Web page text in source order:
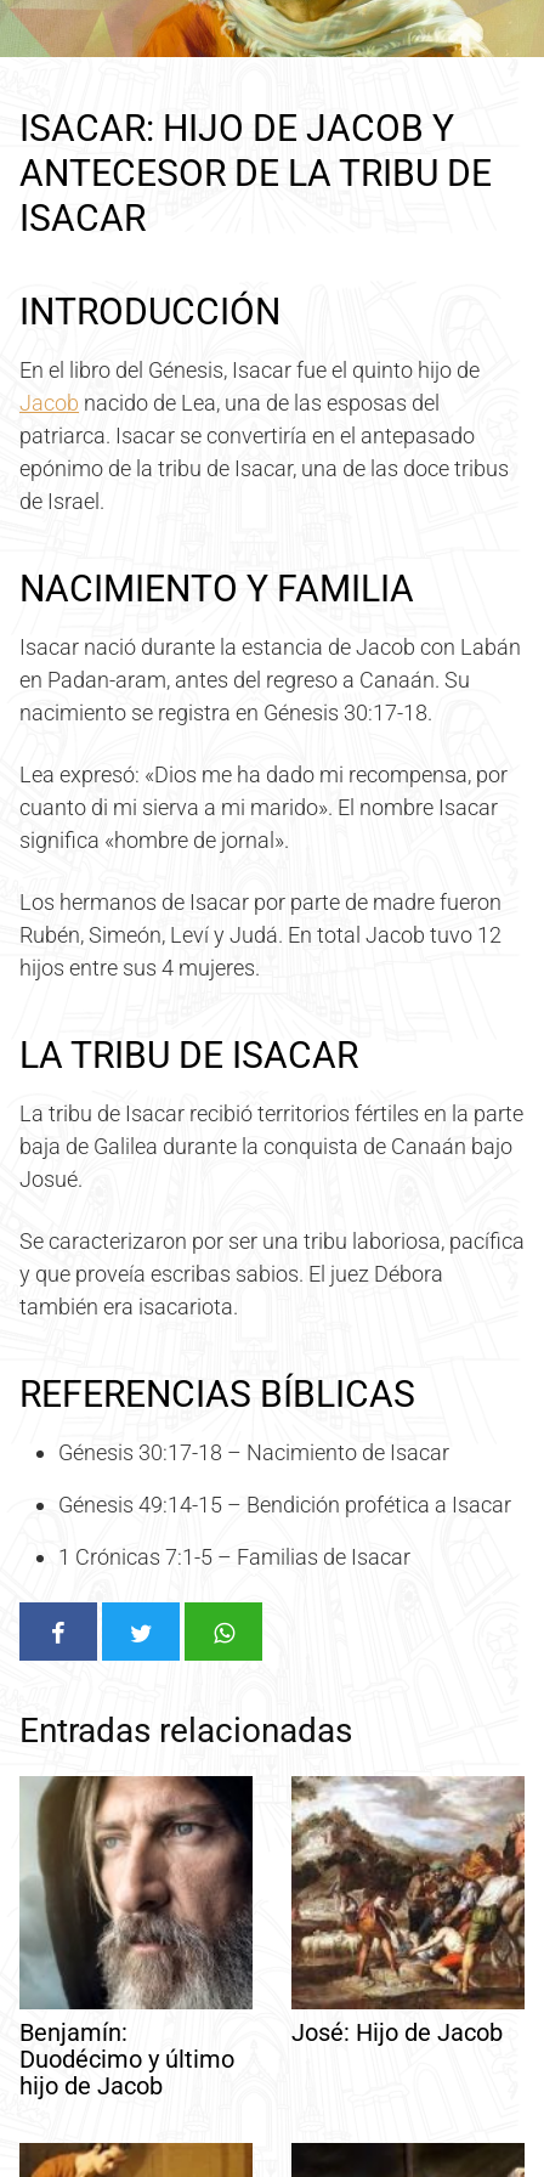
ISACAR: HIJO DE JACOB Y
ANTECESOR DE LA TRIBU DE
ISACAR
INTRODUCCIÓN
En el libro del Génesis, Isacar fue el quinto hijo de
Jacob nacido de Lea, una de las esposas del
patriarca. Isacar se convertiría en el antepasado
epónimo de la tribu de Isacar, una de las doce tribus
de Israel.
NACIMIENTO Y FAMILIA
Isacar nació durante la estancia de Jacob con Labán
en Padan-aram, antes del regreso a Canaán. Su
nacimiento se registra en Génesis 30:17-18.
Lea expresó: «Dios me ha dado mi recompensa, por
cuanto di mi sierva a mi marido». El nombre Isacar
significa «hombre de jornal».
Los hermanos de Isacar por parte de madre fueron
Rubén, Simeón, Leví y Judá. En total Jacob tuvo 12
hijos entre sus 4 mujeres.
LA TRIBU DE ISACAR
La tribu de Isacar recibió territorios fértiles en la parte
baja de Galilea durante la conquista de Canaán bajo
Josué.
Se caracterizaron por ser una tribu laboriosa, pacífica
y que proveía escribas sabios. El juez Débora
también era isacariota.
REFERENCIAS BÍBLICAS
Génesis 30:17-18 – Nacimiento de Isacar
Génesis 49:14-15 – Bendición profética a Isacar
1 Crónicas 7:1-5 – Familias de Isacar
Entradas relacionadas
Benjamín:
Duodécimo y último
hijo de Jacob
José: Hijo de Jacob